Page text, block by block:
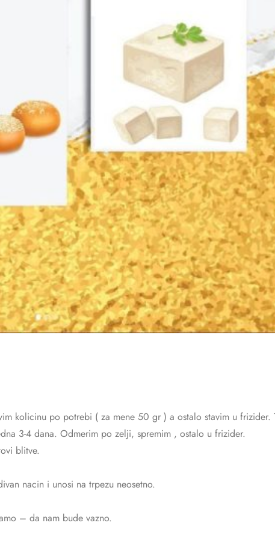
kolicinu po potrebi ( za mene 50 gr ) a ostalo stavim u frizider.
3-4 dana. Odmerim po zelji, spremim , ostalo u frizider.
blitve.
nacin i unosi na trpezu neosetno.
– da nam bude vazno.